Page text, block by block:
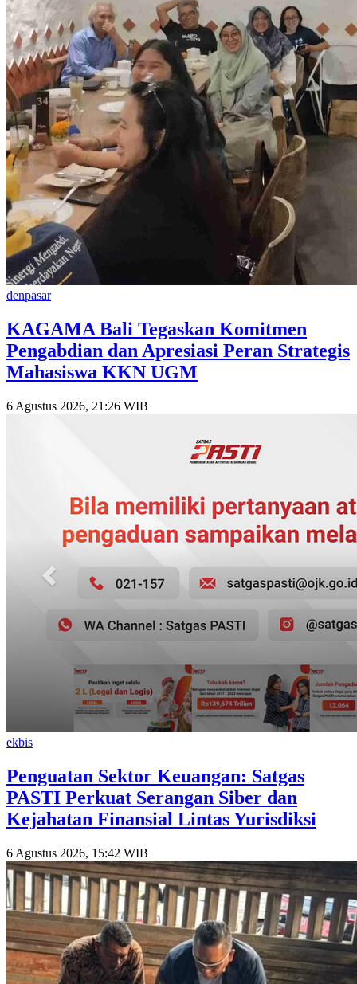
denpasar
KAGAMA Bali Tegaskan Komitmen
Pengabdian dan Apresiasi Peran Strategis
Mahasiswa KKN UGM
6 Agustus 2026, 21:26 WIB
ekbis
Penguatan Sektor Keuangan: Satgas
PASTI Perkuat Serangan Siber dan
Kejahatan Finansial Lintas Yurisdiksi
6 Agustus 2026, 15:42 WIB